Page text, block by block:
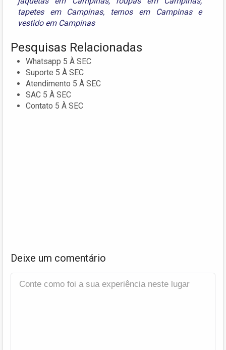
tapetes em Campinas, ternos em Campinase
vestido em Campinas
Pesquisas Relacionadas
Whatsapp 5 À SEC
Suporte 5 À SEC
Atendimento 5 À SEC
SAC 5 À SEC
Contato 5 À SEC
Deixe um comentário